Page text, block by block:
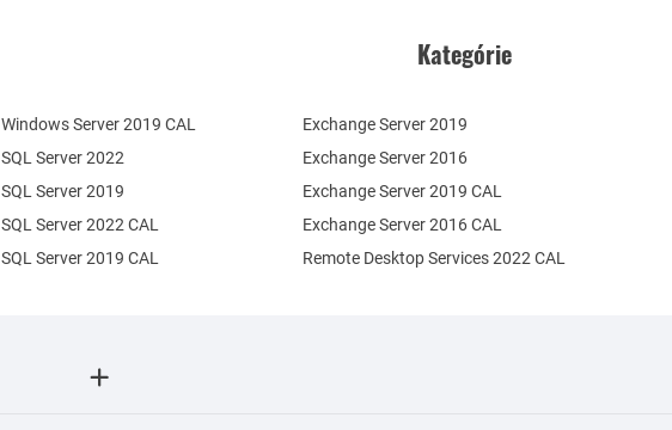
Kategórie
Exchange Server 2019
Exchange Server 2016
SQL Server 2022
SQL Server 2019
Windows Server 2019 CAL
SQL Server 2022 CAL
SQL Server 2019 CAL
Remote Desktop Services 2022 CAL
Exchange Server 2019 CAL
Exchange Server 2016 CAL